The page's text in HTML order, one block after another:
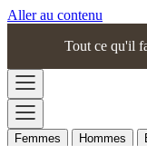
Aller au contenu
Tout ce qu'il
Femmes Hommes